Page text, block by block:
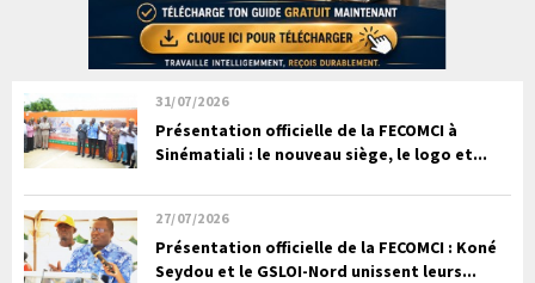
31/07/2026
Présentation officielle de la FECOMCI à
Sinématiali : le nouveau siège, le logo et...
27/07/2026
Présentation officielle de la FECOMCI : Koné
Seydou et le GSLOI-Nord unissent leurs...